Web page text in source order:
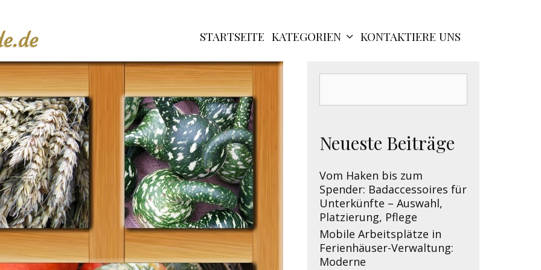
STARTSEITE KATEGORIEN KONTAKTIERE UNS
Neueste Beiträge
Vom Haken bis zum
Spender: Badaccessoires für
Unterkünfte – Auswahl,
Platzierung, Pflege
Mobile Arbeitsplätze in
Ferienhäuser-Verwaltung:
Moderne